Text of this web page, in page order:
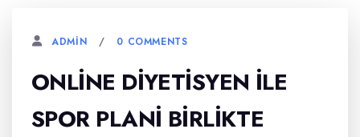
ADMIN 0 COMMENTS
ONLINE DIYETISYEN İLE
SPOR PLANI BIRLIKTE